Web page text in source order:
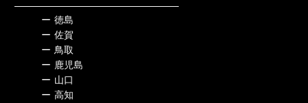
ー 徳島
ー 佐賀
ー 鳥取
ー 鹿児島
ー 山口
ー 高知